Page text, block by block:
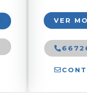
VER